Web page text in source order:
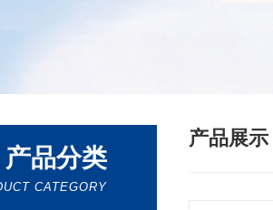
产品分类
CATEGORY
产品展示